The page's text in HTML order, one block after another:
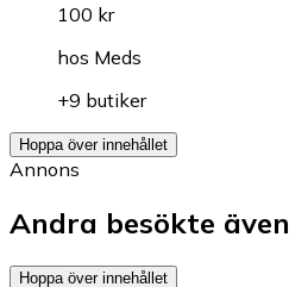
100 kr
hos Meds
+9 butiker
Hoppa över innehållet
Annons
Andra besökte även
Hoppa över innehållet